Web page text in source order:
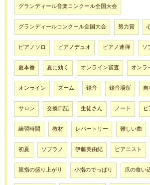
グランディール音楽コンクール全国大会
グランディールコンクール全国大会 努力賞
ピアノソロ ピアノデュオ ピアノ連弾 ソ
夏本番 夏に効く オンライン審査 オンラ
オンライン ズーム 録音 録音場所
サロン 交換日記 生徒さん ノート
練習時間 教材 レパートリー 難しい曲
初夏 ソプラノ 伊藤美由紀 ピアニスト
親指の盛り上がり 小指のでっぱり 爪の食い